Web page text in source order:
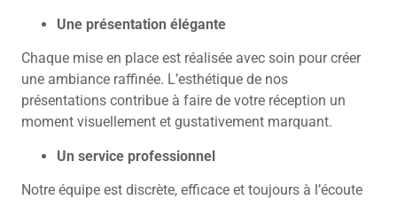
Une présentation élégante
Chaque mise en place est réalisée avec soin pour créer
une ambiance raffinée. L’esthétique de nos
présentations contribue à faire de votre réception un
moment visuellement et gustativement marquant.
Un service professionnel
Notre équipe est discrète, efficace et toujours à l’écoute